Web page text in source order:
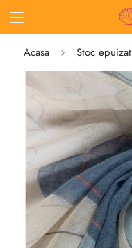
Acasa Stoc epuizat